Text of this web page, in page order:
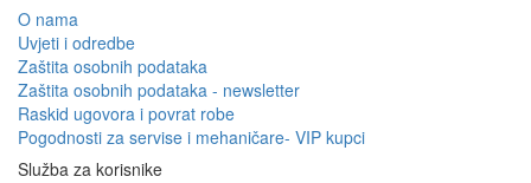
O nama
Uvjeti i odredbe
Zaštita osobnih podataka
Zaštita osobnih podataka - newsletter
Raskid ugovora i povrat robe
Pogodnosti za servise i mehaničare- VIP kupci
Služba za korisnike